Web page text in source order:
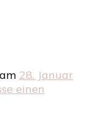
28. Januar
einen